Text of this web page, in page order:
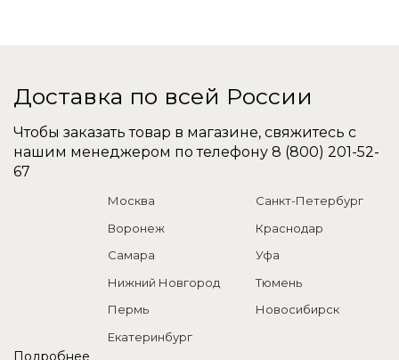
Доставка по всей России
Чтобы заказать товар в магазине, свяжитесь с
нашим менеджером по телефону 8 (800) 201-52-
67
Подробнее
Москва
Санкт-Петербург
Воронеж
Краснодар
Самара
Уфа
Нижний Новгород
Тюмень
Пермь
Новосибирск
Екатеринбург